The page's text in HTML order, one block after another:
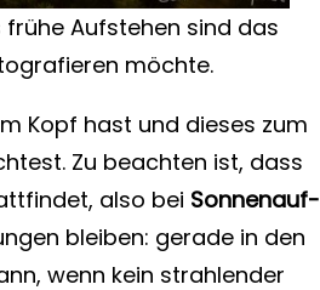
Aufstehen sind das
möchte.
Kopf hast und dieses zum
Zu beachten ist, dass
also bei Sonnenauf-
bleiben: gerade in den
wenn kein strahlender